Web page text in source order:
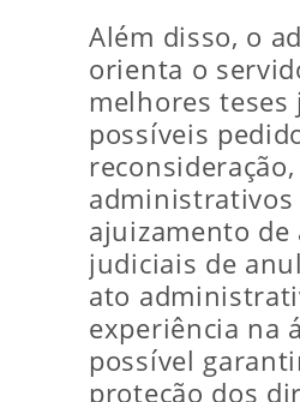
Além disso, o
orienta o
melhores teses
possíveis
administrativos
ajuizamento de
judiciais de
ato
experiência na
possível
proteção dos